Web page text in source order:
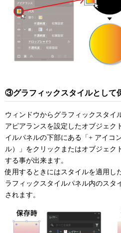
③グラフィックスタイルとして
ウィンドウからグラフィックスタイ
アピアランスを設定したオブジェク
イルパネルの下部にある「+ アイコ
ル）」をクリックまたはオブジェク
する事が出来ます。
使用するときにはスタイルを適用し
ラフィックスタイルパネル内のスタ
されます。